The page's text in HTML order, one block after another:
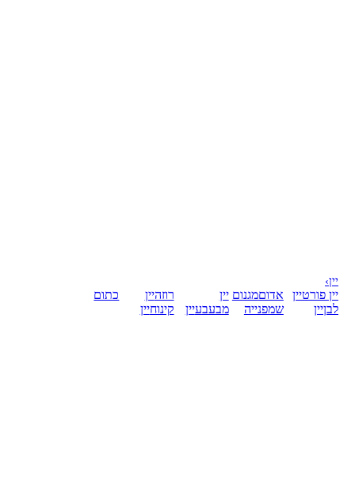
יין›
יין פורטיין
לבןיין
אדוםמגנום
שמפנייה
יין
מבעבעיין
רוזהיין
קינוחיין
כתום